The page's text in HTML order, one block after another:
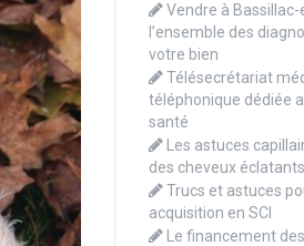
Vendre à
l’ensemble des
votre bien
Télésecrétariat
téléphonique dédiée
santé
Les astuces
des cheveux
Trucs et astuces
acquisition en SCI
Le financement